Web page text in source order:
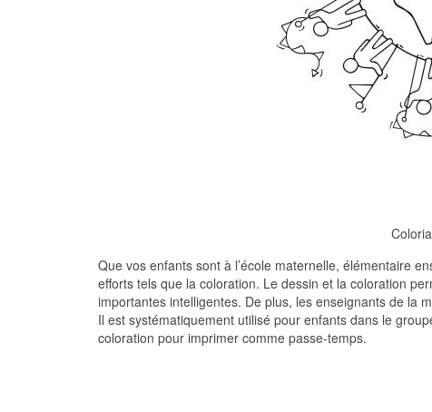
Que vos enfants sont à l’école maternelle, élémentaire
efforts tels que la coloration. Le dessin et la coloration
importantes intelligentes. De plus, les enseignants de la
Il est systématiquement utilisé pour enfants dans le
coloration pour imprimer comme passe-temps.